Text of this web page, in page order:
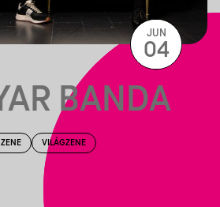
BANDA
ZENE VILÁGZENE
JUN
04